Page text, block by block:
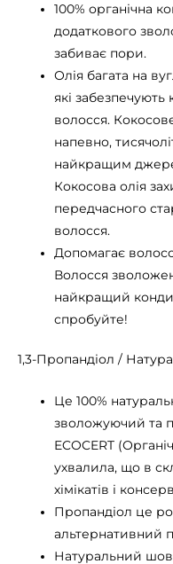
100% органічна
додаткового
забиває пори.
Олія багата на
які забезпечують
волосся.
напевно,
найкращим
Кокосова олія
передчасного
волосся.
Допомагає
Волосся
найкращий
спробуйте!
1,3-Пропандіол /
Це 100%
зволожуючий та
ECOCERT
ухвалила, що в
хімікатів і
Пропандіол це
альтернативний
Натуральний